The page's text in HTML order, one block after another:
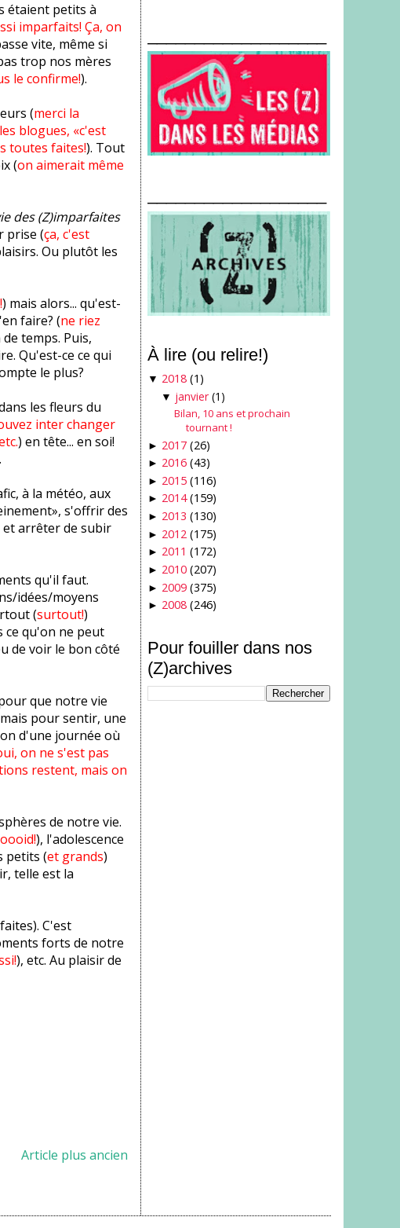
étaient petits à
imparfaits! Ça, on
vite, même si
trop nos mères
le confirme!).
(merci la
blogues, «c'est
toutes faites!). Tout
(on aimerait même
des (Z)imparfaites
prise (ça, c'est
Ou plutôt les
) mais alors... qu'est-
faire? (ne riez
temps. Puis,
Qu'est-ce ce qui
le plus?
les fleurs du
inter changer
) en tête... en soi!
à la météo, aux
s'offrir des
et arrêter de subir
qu'il faut.
idées/moyens
(surtout!)
ce qu'on ne peut
de voir le bon côté
que notre vie
pour sentir, une
d'une journée où
on ne s'est pas
restent, mais on
de notre vie.
), l'adolescence
petits (et grands)
telle est la
C'est
forts de notre
), etc. Au plaisir de
Article plus ancien
À lire (ou relire!)
▼ 2018 (1)
▼ janvier (1)
Bilan, 10 ans et prochain
tournant !
► 2017 (26)
► 2016 (43)
► 2015 (116)
► 2014 (159)
► 2013 (130)
► 2012 (175)
► 2011 (172)
► 2010 (207)
► 2009 (375)
► 2008 (246)
Pour fouiller dans nos
(Z)archives